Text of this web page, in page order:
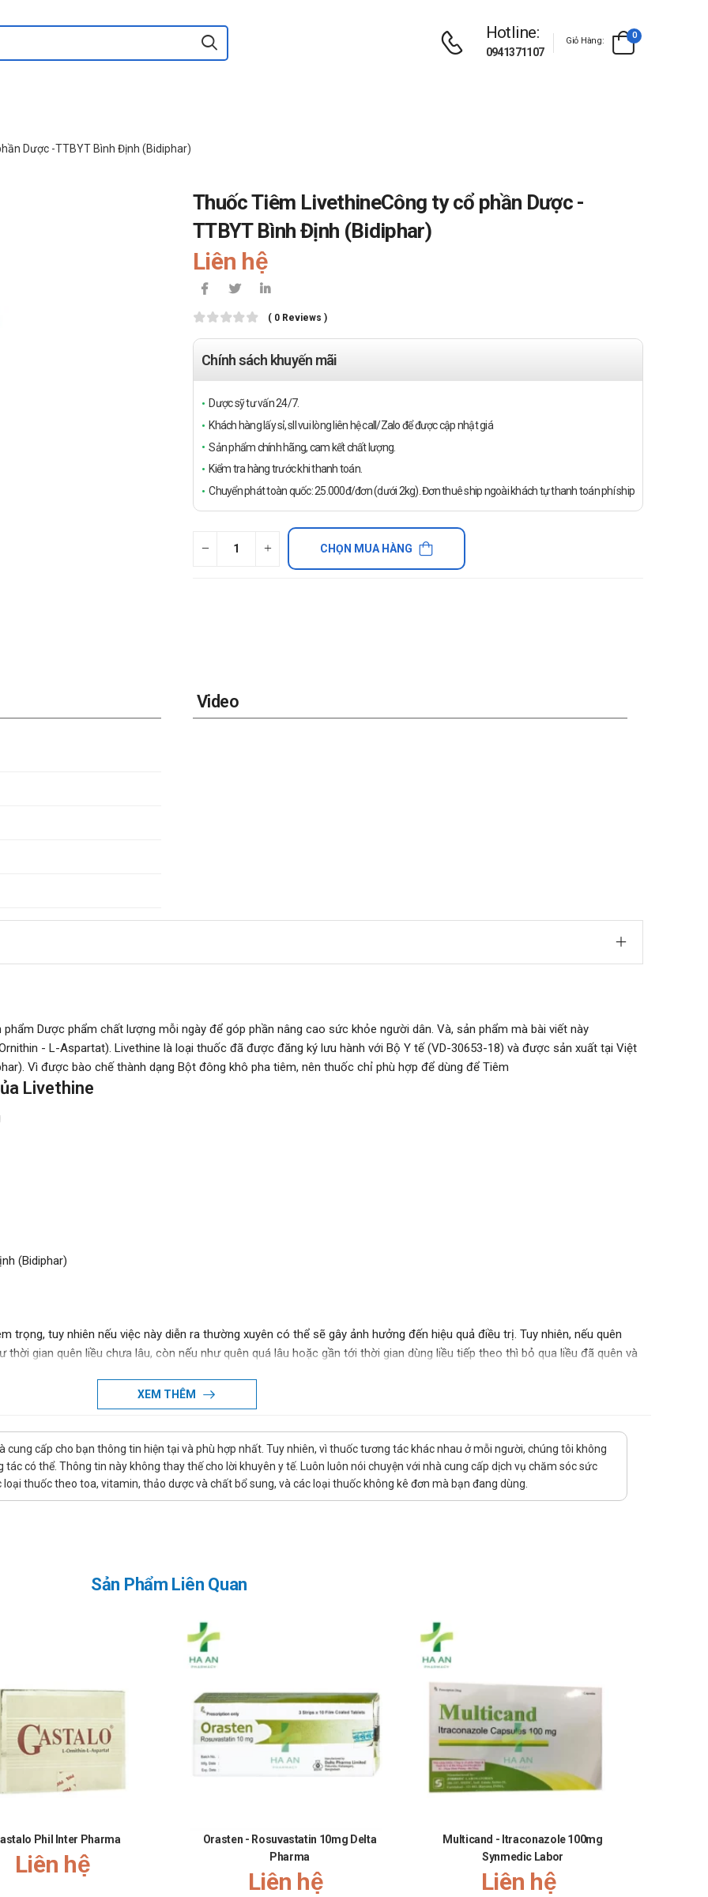
Hotline:
0941371107
Giỏ Hàng:
0
Dược -TTBYT Bình Định (Bidiphar)
Thuốc Tiêm LivethineCông ty cổ phần Dược -
TTBYT Bình Định (Bidiphar)
Liên hệ
( 0 Reviews )
Chính sách khuyến mãi
Dược sỹ tư vấn 24/7.
Khách hàng lấy sỉ, sll vui lòng liên hệ call/Zalo để được cập nhật giá
Sản phẩm chính hãng, cam kết chất lượng.
Kiểm tra hàng trước khi thanh toán.
Chuyển phát toàn quốc: 25.000đ/đơn (dưới 2kg). Đơn thuê ship ngoài khách tự thanh toán phí ship
CHỌN MUA HÀNG
Video
Dược phẩm chất lượng mỗi ngày để góp phần nâng cao sức khỏe người dân. Và, sản phẩm mà bài viết này
- L-Aspartat). Livethine là loại thuốc đã được đăng ký lưu hành với Bộ Y tế (VD-30653-18) và được sản xuất tại Việt
Vì được bào chế thành dạng Bột đông khô pha tiêm, nên thuốc chỉ phù hợp để dùng để Tiêm
Livethine
(Bidiphar)
trọng, tuy nhiên nếu việc này diễn ra thường xuyên có thể sẽ gây ảnh hưởng đến hiệu quả điều trị. Tuy nhiên, nếu quên
thời gian quên liều chưa lâu, còn nếu như quên quá lâu hoặc gần tới thời gian dùng liều tiếp theo thì bỏ qua liều đã quên và
theo dõi phản ứng của người dùng, nếu thấy có bất cứ phản ứng lạ nào cần báo ngay cho bác sĩ điều trị đồng thời đưa
kịp thời.
là niềm tự hào và là sự thành công lớn nhất đối với Nhà thuốc Hà An. Nhà thuốc Hà An chúc bạn luôn mạnh khỏe, vui
XEM THÊM
cung cấp cho bạn thông tin hiện tại và phù hợp nhất. Tuy nhiên, vì thuốc tương tác khác nhau ở mỗi người, chúng tôi không
có thể. Thông tin này không thay thế cho lời khuyên y tế. Luôn luôn nói chuyện với nhà cung cấp dịch vụ chăm sóc sức
thuốc theo toa, vitamin, thảo dược và chất bổ sung, và các loại thuốc không kê đơn mà bạn đang dùng.
Sản Phẩm Liên Quan
Phil Inter Pharma
Liên hệ
Orasten - Rosuvastatin 10mg Delta
Pharma
Liên hệ
Multicand - Itraconazole 100mg
Synmedic Labor
Liên hệ